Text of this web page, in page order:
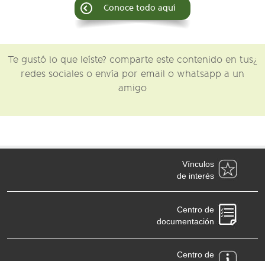
Conoce todo aquí
¿Te gustó lo que leíste? comparte este contenido en tus
redes sociales o envía por email o whatsapp a un
amigo
Vínculos
de interés
Centro de
documentación
Centro de